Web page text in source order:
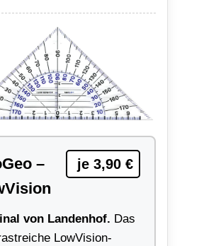
–
je 3,90 €
von Landenhof. Das
LowVision-